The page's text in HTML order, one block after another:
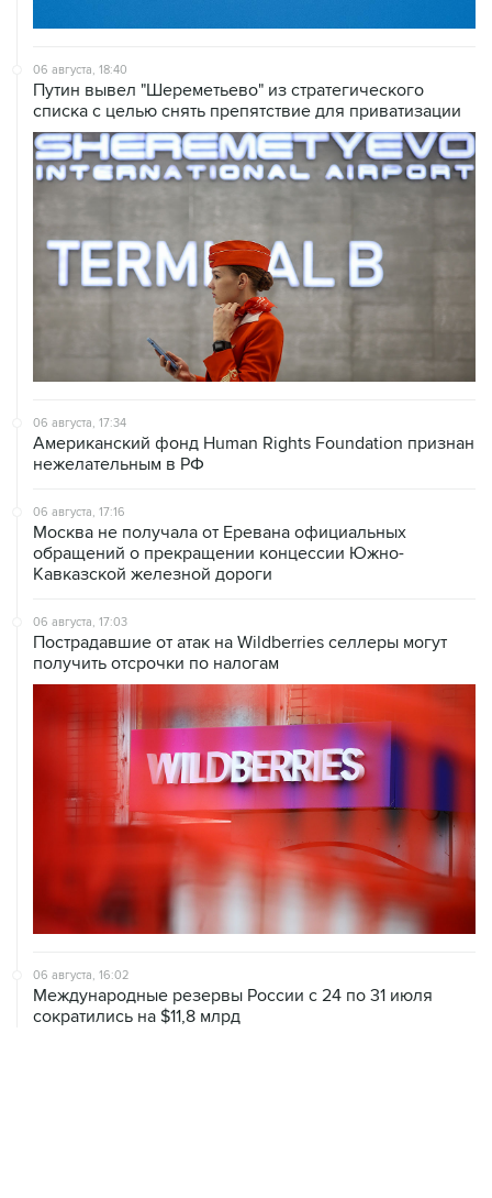
06 августа, 18:40
Путин вывел "Шереметьево" из стратегического
списка с целью снять препятствие для приватизации
06 августа, 17:34
Американский фонд Human Rights Foundation признан
нежелательным в РФ
06 августа, 17:16
Москва не получала от Еревана официальных
обращений о прекращении концессии Южно-
Кавказской железной дороги
06 августа, 17:03
Пострадавшие от атак на Wildberries селлеры могут
получить отсрочки по налогам
06 августа, 16:02
Международные резервы России с 24 по 31 июля
сократились на $11,8 млрд